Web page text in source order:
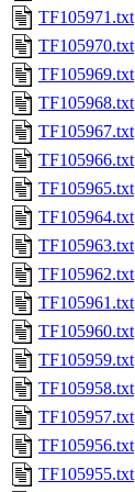
TF105971.txt
TF105970.txt
TF105969.txt
TF105968.txt
TF105967.txt
TF105966.txt
TF105965.txt
TF105964.txt
TF105963.txt
TF105962.txt
TF105961.txt
TF105960.txt
TF105959.txt
TF105958.txt
TF105957.txt
TF105956.txt
TF105955.txt